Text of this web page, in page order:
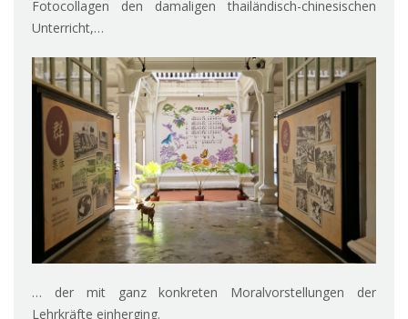
Fotocollagen den damaligen thailändisch-chinesischen
Unterricht,…
… der mit ganz konkreten Moralvorstellungen der
Lehrkräfte einherging.